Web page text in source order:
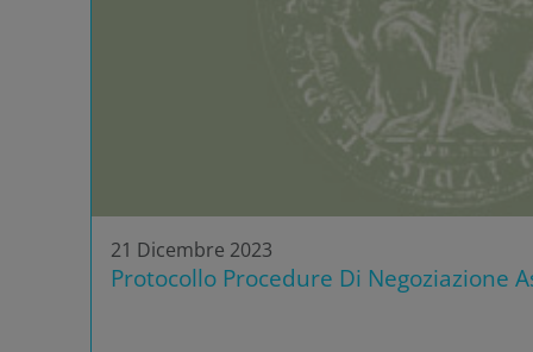
21 Dicembre 2023
Protocollo Procedure Di Negoziazione